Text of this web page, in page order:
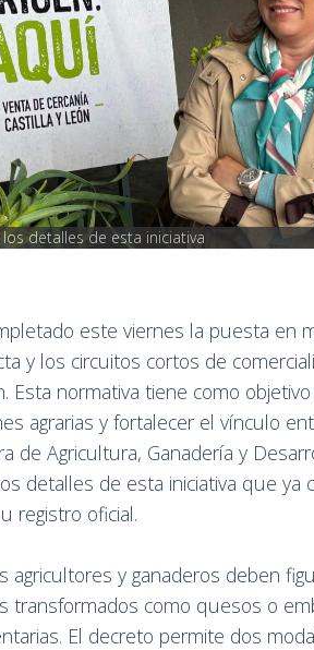
detalles de esta iniciativa
este viernes la puesta en
y los circuitos cortos de
Esta normativa tiene como
agrarias y fortalecer el vínculo
de Agricultura, Ganadería y
detalles de esta iniciativa que ya
registro oficial.
agricultores y ganaderos deben
transformados como quesos o
El decreto permite dos